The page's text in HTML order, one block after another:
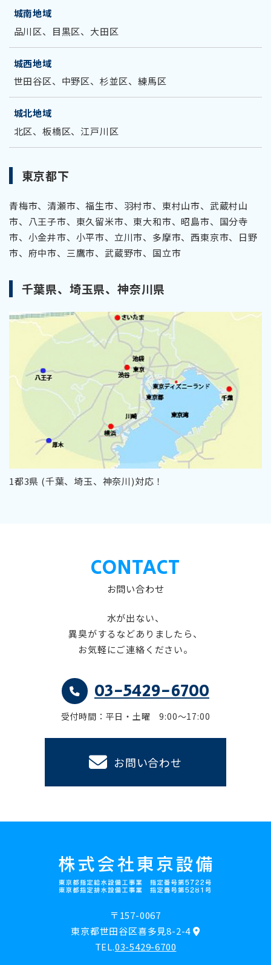
城南地域
品川区、目黒区、大田区
城西地域
世田谷区、中野区、杉並区、練馬区
城北地域
北区、板橋区、江戸川区
東京都下
青梅市、清瀬市、福生市、羽村市、東村山市、武蔵村山
市、八王子市、東久留米市、東大和市、昭島市、国分寺
市、小金井市、小平市、立川市、多摩市、西東京市、日野
市、府中市、三鷹市、武蔵野市、国立市
千葉県、埼玉県、神奈川県
1都3県 (千葉、埼玉、神奈川)対応！
CONTACT
お問い合わせ
水が出ない、
異臭がするなどありましたら、
お気軽にご連絡ください。
03-5429-6700
受付時間：平日・土曜 9:00～17:00
お問い合わせ
〒157-0067
東京都世田谷区喜多見8-2-4
TEL.03-5429-6700